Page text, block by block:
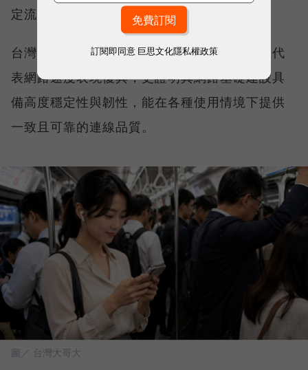
定流暢，不因環境改變而明顯降速。
台灣大哥大能同時拿下這兩項全台第一，不僅代
表網路速度表現優異，更證明其網路基礎建設具
備高度穩定性與韌性，能在各種使用情境下提供
一致且可靠的連線品質。
圖／ 台灣大哥大
訂閱即同意 巨思文化隱私權政策